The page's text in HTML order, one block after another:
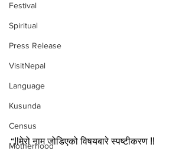
Festival
Spiritual
Press Release
VisitNepal
Language
Kusunda
Census
Motherhood
“‼️मेरो नाम जोडिएको विषयबारे स्पष्टीकरण ‼️